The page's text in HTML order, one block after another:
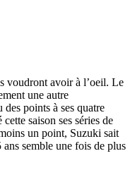
voudront avoir à l’oeil. Le
une autre
des points à ses quatre
saison ses séries de
un point, Suzuki sait
semble une fois de plus